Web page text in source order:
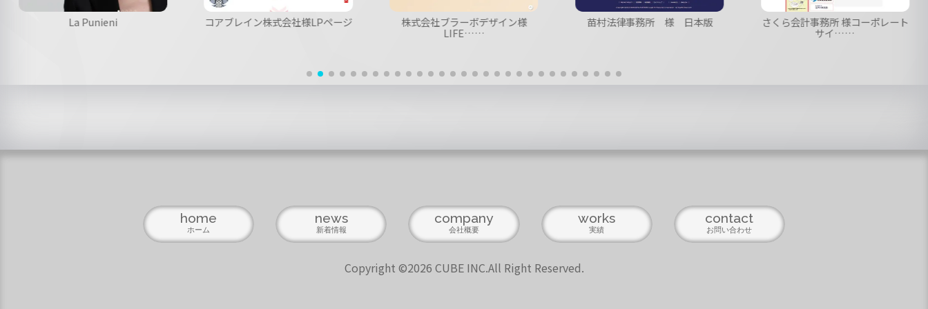
La Punieni コアブレイン株式会社様LPページ 株式会社ブラーボデザイン様
LIFE……
苗村法律事務所 様 日本版 さくら会計事務所 様コーポレート
サイ……
home
ホーム
news
新着情報
company
会社概要
works
実績
contact
お問い合わせ
Copyright ©2026 CUBE INC.All Right Reserved.